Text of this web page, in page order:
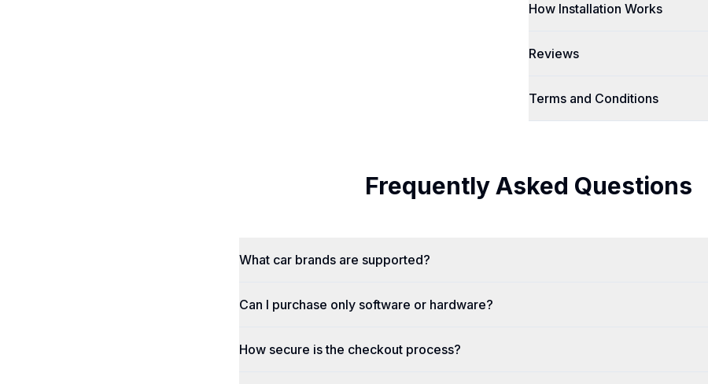
How Installation Works
Reviews
Terms and Conditions
Frequently Asked Questions
What car brands are supported?
Can I purchase only software or hardware?
How secure is the checkout process?